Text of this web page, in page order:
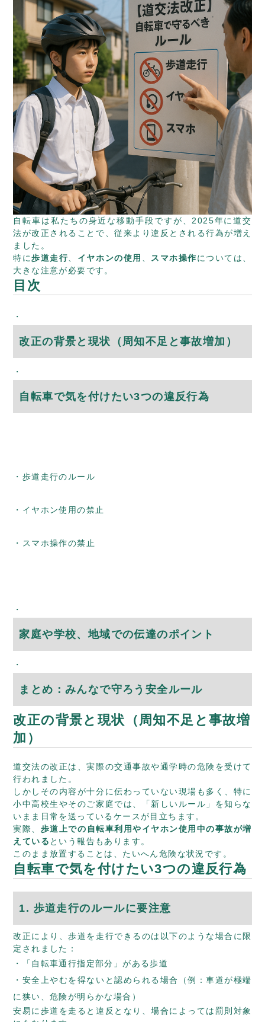
自転車は私たちの身近な移動手段ですが、2025年に道交
法が改正されることで、従来より違反とされる行為が増え
ました。
特に歩道走行 イヤホンの使用 スマホ操作については、
大きな注意が必要です。
目次
改正の背景と現状（周知不足と事故増加）
自転車で気を付けたい3つの違反行為
歩道走行のルール
イヤホン使用の禁止
スマホ操作の禁止
家庭や学校、地域での伝達のポイント
まとめ：みんなで守ろう安全ルール
改正の背景と現状（周知不足と事故増
加）
道交法の改正は、実際の交通事故や通学時の危険を受けて
行われました。
しかしその内容が十分に伝わっていない現場も多く、特に
小中高校生やそのご家庭では、「新しいルール」を知らな
いまま日常を送っているケースが目立ちます。
実際、 歩道上での自転車利用やイヤホン使用中の事故が増
えている という報告もあります。
このまま放置することは、たいへん危険な状況です。
自転車で気を付けたい3つの違反行為
1. 歩道走行のルールに要注意
改正により、歩道を走行できるのは以下のような場合に限
定されました：
「自転車通行指定部分」がある歩道
安全上やむを得ないと認められる場合（例：車道が極端
に狭い、危険が明らかな場合）
安易に歩道を走ると違反となり、場合によっては罰則対象